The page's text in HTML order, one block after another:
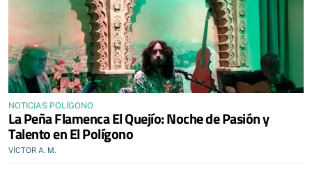
NOTICIAS POLÍGONO
La Peña Flamenca El Quejío: Noche de Pasión y
Talento en El Polígono
VÍCTOR A. M.